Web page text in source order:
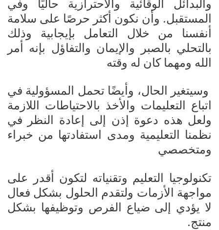
المستقبل. وأن نكون أكثر حرصًا على سلامة
أنفسنا من خلال التعامل بإيجابية وذلك
بالتحلي بالصبر والإيمان والتفاؤل بإنه أمر
الله ومهما كان له وقته
وسيتغير الحال، وأيضًا تحمل المسؤولية في
اتباع التعليمات والأخذ بالاحتياطات اللازمة
ولعل هذه دعوة إذن إلى إعادة النظر في
نظمنا التعليمية ومدى استفادتها من خبراء
ومتخصصي
تكنولوجيا التعليم وتقنياته لتكون أقدر على
مواجهة الأزمات ولتقدم الحلول بشكل فعال
لا يؤدي إلى ضياع الفرص وتوظيفها بشكل
منتج.